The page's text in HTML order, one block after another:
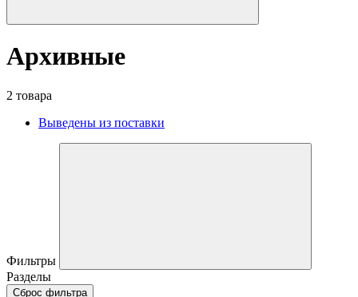
Архивные
2 товара
Выведены из поставки
Фильтры
Разделы
Сброс фильтра